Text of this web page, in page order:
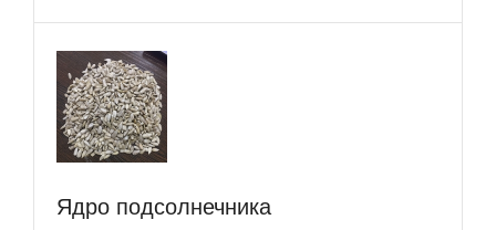
Ядро подсолнечника